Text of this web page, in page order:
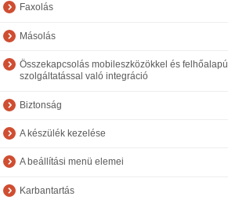
Faxolás
Másolás
Összekapcsolás mobileszközökkel és felhőalapú
szolgáltatással való integráció
Biztonság
A készülék kezelése
A beállítási menü elemei
Karbantartás